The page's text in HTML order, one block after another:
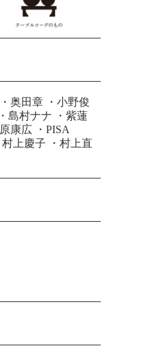
・ 奥田章 ・ 小野俊
・ 島村ナナ ・ 紫蓮
原康広 ・ PISA
村上慶子 ・ 村上直